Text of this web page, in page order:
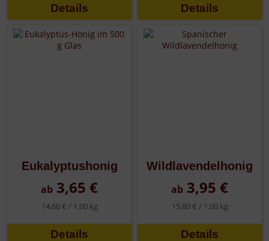
Details Details
Eukalyptushonig
ab 3,65 €
14,60 € / 1,00 kg
Details
Wildlavendelhonig
ab 3,95 €
15,80 € / 1,00 kg
Details